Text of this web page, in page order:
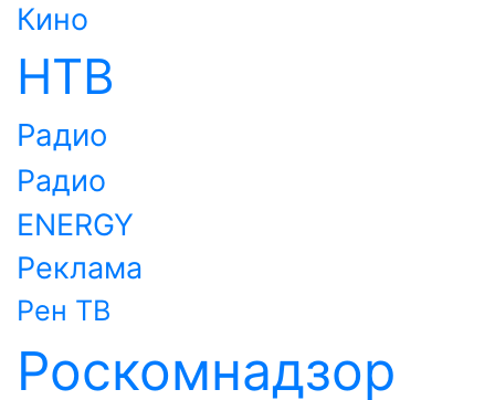
Кино
НТВ
Радио
Радио
ENERGY
Реклама
Рен ТВ
Роскомнадзор